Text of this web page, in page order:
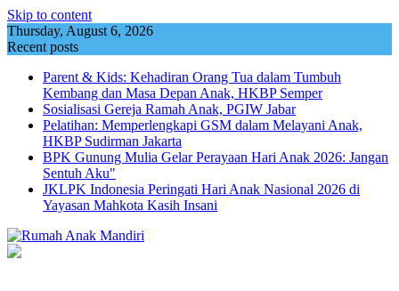
Skip to content
Thursday, August 6, 2026
Recent posts
Parent & Kids: Kehadiran Orang Tua dalam Tumbuh
Kembang dan Masa Depan Anak, HKBP Semper
Sosialisasi Gereja Ramah Anak, PGIW Jabar
Pelatihan: Memperlengkapi GSM dalam Melayani Anak,
HKBP Sudirman Jakarta
BPK Gunung Mulia Gelar Perayaan Hari Anak 2026: Jangan
Sentuh Aku"
JKLPK Indonesia Peringati Hari Anak Nasional 2026 di
Yayasan Mahkota Kasih Insani